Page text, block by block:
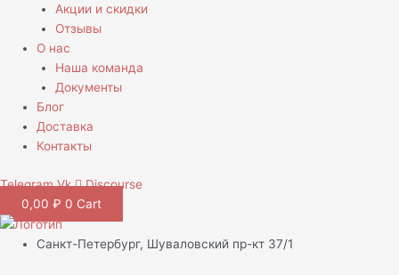
Акции и скидки
Отзывы
О нас
Наша команда
Документы
Блог
Доставка
Контакты
Telegram Vk
Discourse
0,00 ₽ 0 Cart
Санкт-Петербург, Шуваловский пр-кт 37/1